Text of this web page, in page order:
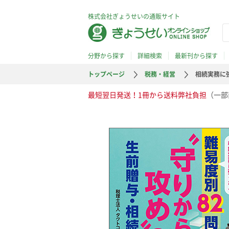
株式会社ぎょうせいの通販サイト
分野から探す 詳細検索
最新刊から探す
トップページ
税務・経営 相続実務に
最短翌日発送！1冊から送料弊社負担 （一